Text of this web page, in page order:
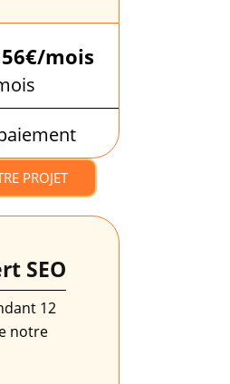
56€/mois
PROJET
SEO
12
notre